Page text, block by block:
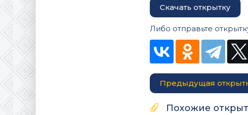
Скачать открытку
Либо отправьте
Предыдущая
Похожие